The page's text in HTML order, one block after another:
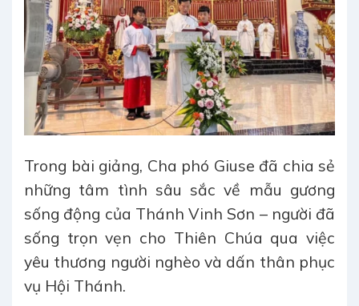
Trong bài giảng, Cha phó Giuse đã chia sẻ
những tâm tình sâu sắc về mẫu gương
sống động của Thánh Vinh Sơn – người đã
sống trọn vẹn cho Thiên Chúa qua việc
yêu thương người nghèo và dấn thân phục
vụ Hội Thánh.